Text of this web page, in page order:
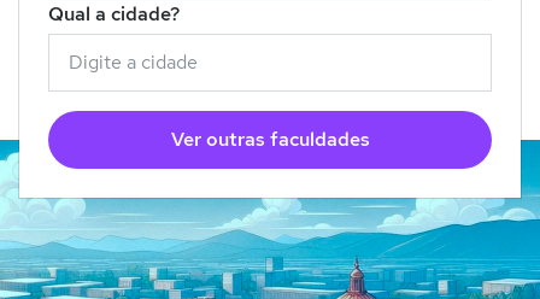
Qual a cidade?
Ver outras faculdades